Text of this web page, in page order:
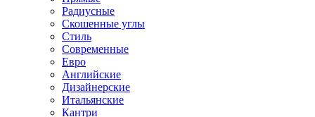
Радиусные
Скошенные углы
Стиль
Современные
Евро
Английские
Дизайнерские
Итальянские
Кантри